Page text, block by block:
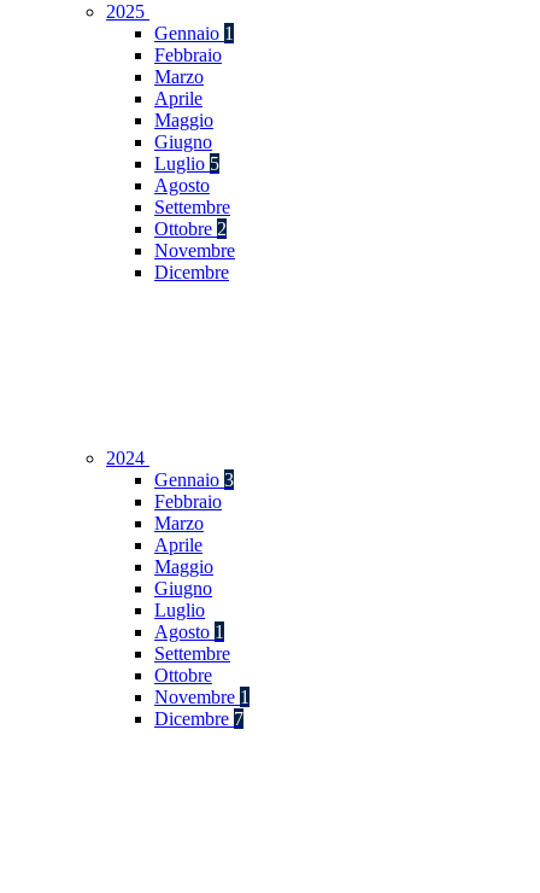
2025
Gennaio 1
Febbraio
Marzo
Aprile
Maggio
Giugno
Luglio 5
Agosto
Settembre
Ottobre 2
Novembre
Dicembre
2024
Gennaio 3
Febbraio
Marzo
Aprile
Maggio
Giugno
Luglio
Agosto 1
Settembre
Ottobre
Novembre 1
Dicembre 7